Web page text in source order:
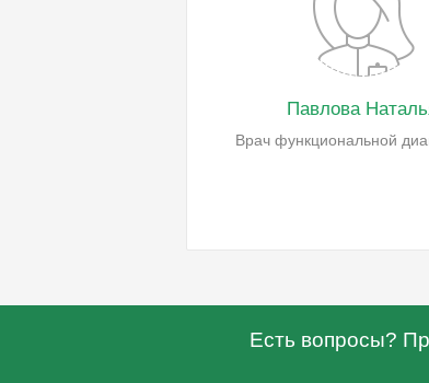
Павлова
Врач функциональной
Есть вопросы?